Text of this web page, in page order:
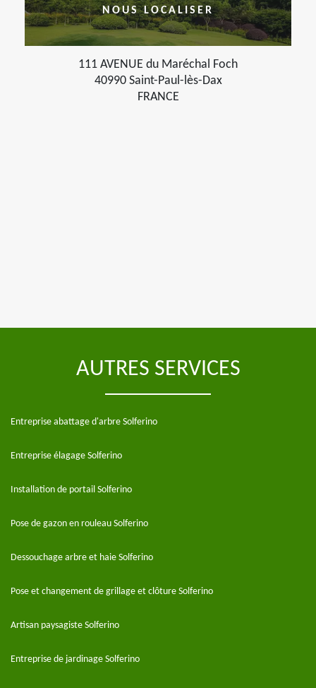
NOUS LOCALISER
111 AVENUE du Maréchal Foch
40990 Saint-Paul-lès-Dax
FRANCE
AUTRES SERVICES
Entreprise abattage d'arbre Solferino
Entreprise élagage Solferino
Installation de portail Solferino
Pose de gazon en rouleau Solferino
Dessouchage arbre et haie Solferino
Pose et changement de grillage et clôture Solferino
Artisan paysagiste Solferino
Entreprise de jardinage Solferino